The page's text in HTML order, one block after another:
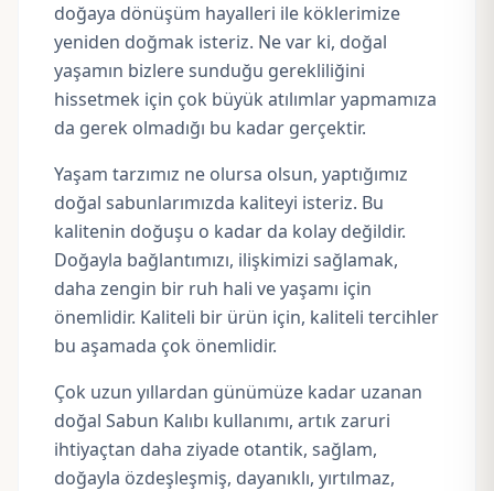
doğaya dönüşüm hayalleri ile köklerimize
yeniden doğmak isteriz. Ne var ki, doğal
yaşamın bizlere sunduğu gerekliliğini
hissetmek için çok büyük atılımlar yapmamıza
da gerek olmadığı bu kadar gerçektir.
Yaşam tarzımız ne olursa olsun, yaptığımız
doğal sabunlarımızda kaliteyi isteriz. Bu
kalitenin doğuşu o kadar da kolay değildir.
Doğayla bağlantımızı, ilişkimizi sağlamak,
daha zengin bir ruh hali ve yaşamı için
önemlidir. Kaliteli bir ürün için, kaliteli tercihler
bu aşamada çok önemlidir.
Çok uzun yıllardan günümüze kadar uzanan
doğal Sabun Kalıbı kullanımı, artık zaruri
ihtiyaçtan daha ziyade otantik, sağlam,
doğayla özdeşleşmiş, dayanıklı, yırtılmaz,